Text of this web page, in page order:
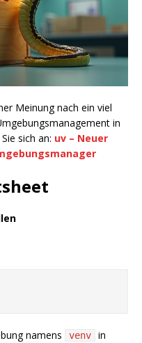
Meinung nach ein viel
in
sich an: uv – Neuer
namens venv
in